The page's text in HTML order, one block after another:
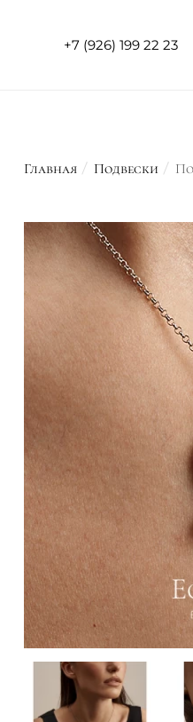
+7 (926) 199 22 23
Главная Подвески